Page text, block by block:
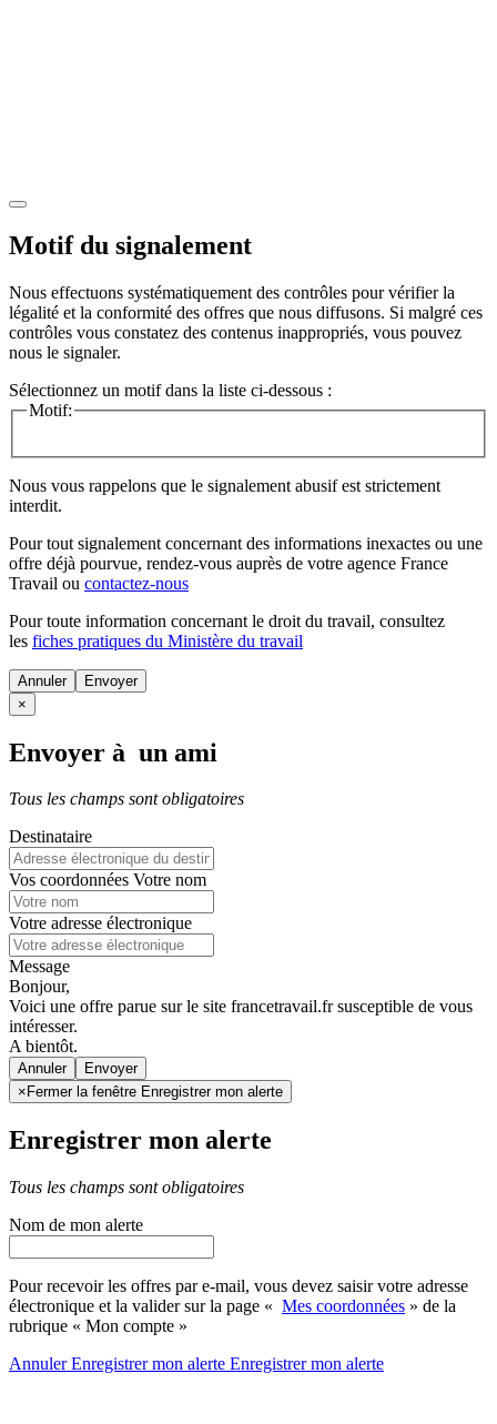
Motif du signalement
Nous effectuons systématiquement des contrôles pour vérifier la
légalité et la conformité des offres que nous diffusons. Si malgré ces
contrôles vous constatez des contenus inappropriés, vous pouvez
nous le signaler.
Sélectionnez un motif dans la liste ci-dessous :
Motif:
Nous vous rappelons que le signalement abusif est strictement
interdit.
Pour tout signalement concernant des informations inexactes ou une
offre déjà pourvue, rendez-vous auprès de votre agence France
Travail ou contactez-nous
Pour toute information concernant le droit du travail, consultez
les fiches pratiques du Ministère du travail
Annuler
×
Envoyer à un ami
Tous les champs sont obligatoires
Destinataire
Vos coordonnées Votre nom
Votre adresse électronique
Message
Bonjour,
Voici une offre parue sur le site francetravail.fr susceptible de vous
intéresser.
A bientôt.
Annuler
× Fermer la fenêtre Enregistrer mon alerte
Enregistrer mon alerte
Tous les champs sont obligatoires
Nom de mon alerte
Pour recevoir les offres par e-mail, vous devez saisir votre adresse
électronique et la valider sur la page « Mes coordonnées » de la
rubrique « Mon compte »
AnnulerEnregistrer mon alerte Enregistrermon alerte